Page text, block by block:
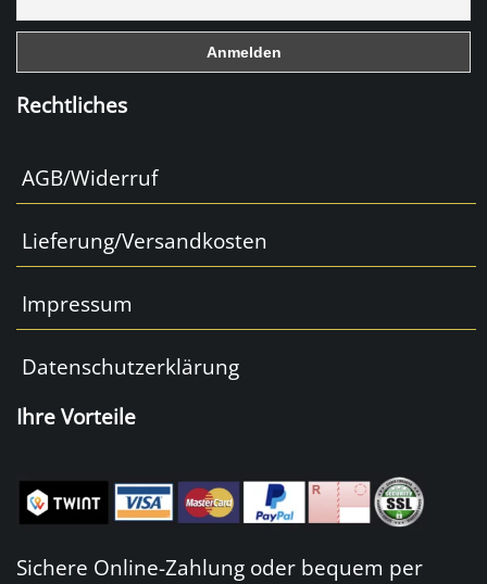
o
Rechtliches
AGB/Widerruf
Lieferung/Versandkosten
Impressum
Datenschutzerklärung
Ihre Vorteile
Sichere Online-Zahlung oder bequem per